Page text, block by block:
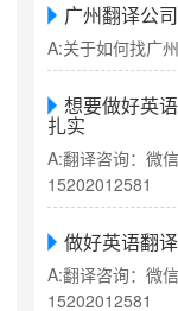
广州翻译公
A:关于如何找广
想要做好英
扎实
A:翻译咨询：微
15202012581
做好英语翻
A:翻译咨询：微
15202012581